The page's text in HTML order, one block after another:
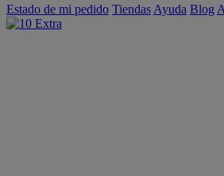
Estado de mi pedido Tiendas Ayuda Blog